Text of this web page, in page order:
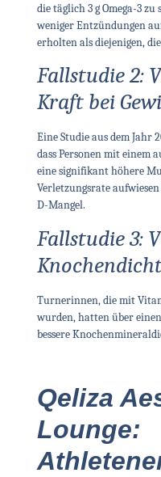
die täglich 3 g Omega-3
weniger Entzündungen
erholten als diejenigen,
Fallstudie 2:
Kraft bei
Eine Studie aus dem Jahr
dass Personen mit einem
eine signifikant höhere
Verletzungsrate
D-Mangel.
Fallstudie 3:
Turnerinnen, die mit
wurden, hatten über
bessere
Qeliza
Lounge: